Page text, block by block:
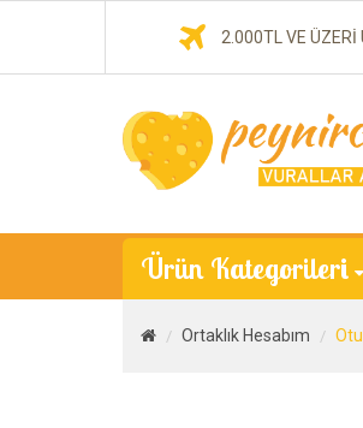
2.000TL VE ÜZERI
Ürün Kategorileri
Ortaklık Hesabım